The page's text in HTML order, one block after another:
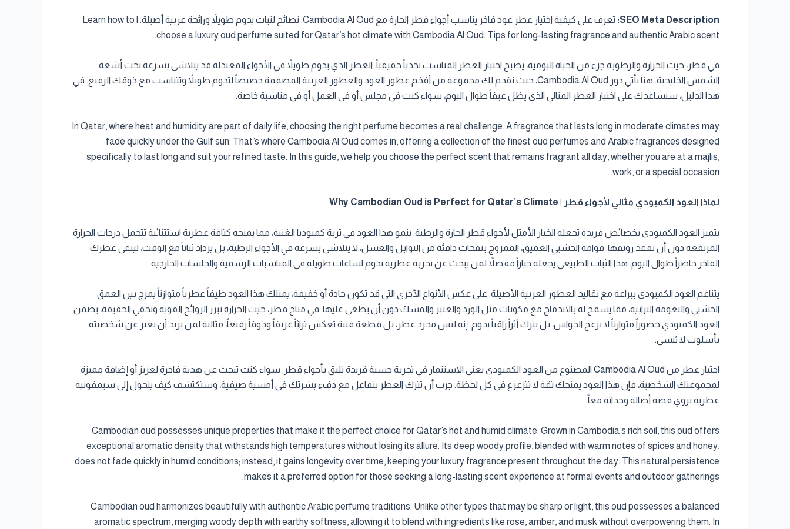
SEO Meta Description:
تعرف على كيفية اختيار عطر عود فاخر يناسب أجواء قطر الحارة مع Cambodia Al Oud. نصائح لثبات يدوم طويلاً ورائحة عربية أصيلة. | Learn how to
choose a luxury oud perfume suited for Qatar’s hot climate with Cambodia Al Oud. Tips for long-lasting fragrance and authentic Arabic scent.
في قطر، حيث الحرارة والرطوبة جزء من الحياة اليومية، يصبح اختيار العطر المناسب تحدياً حقيقياً. العطر الذي يدوم طويلاً في الأجواء المعتدلة قد يتلاشى بسرعة تحت أشعة
الشمس الخليجية. هنا يأتي دور Cambodia Al Oud، حيث نقدم لك مجموعة من أفخم عطور العود والعطور العربية المصممة خصيصاً لتدوم طويلاً وتتناسب مع ذوقك الرفيع. في
هذا الدليل، سنساعدك على اختيار العطر المثالي الذي يظل عبقاً طوال اليوم، سواء كنت في مجلس أو في العمل أو في مناسبة خاصة.
In Qatar, where heat and humidity are part of daily life, choosing the right perfume becomes a real challenge. A fragrance that lasts long in moderate climates may
fade quickly under the Gulf sun. That’s where Cambodia Al Oud comes in, offering a collection of the finest oud perfumes and Arabic fragrances designed
specifically to last long and suit your refined taste. In this guide, we help you choose the perfect scent that remains fragrant all day, whether you are at a majlis,
work, or a special occasion.
لماذا العود الكمبودي مثالي لأجواء قطر | Why Cambodian Oud is Perfect for Qatar’s Climate
يتميز العود الكمبودي بخصائص فريدة تجعله الخيار الأمثل لأجواء قطر الحارة والرطبة. ينمو هذا العود في تربة كمبوديا الغنية، مما يمنحه كثافة عطرية استثنائية تتحمل درجات الحرارة
المرتفعة دون أن تفقد رونقها. قوامه الخشبي العميق، الممزوج بنفحات دافئة من التوابل والعسل، لا يتلاشى بسرعة في الأجواء الرطبة، بل يزداد ثباتاً مع الوقت، ليبقى عطرك
الفاخر حاضراً طوال اليوم. هذا الثبات الطبيعي يجعله خياراً مفضلاً لمن يبحث عن تجربة عطرية تدوم لساعات طويلة في المناسبات الرسمية والجلسات الخارجية.
يتناغم العود الكمبودي ببراعة مع تقاليد العطور العربية الأصيلة. على عكس الأنواع الأخرى التي قد تكون حادة أو خفيفة، يمتلك هذا العود طيفاً عطرياً متوازناً يمزج بين العمق
الخشبي والنعومة الترابية، مما يسمح له بالاندماج مع مكونات مثل الورد والعنبر والمسك دون أن يطغى عليها. في مناخ قطر، حيث الحرارة تبرز الروائح القوية وتخفي الخفيفة، يضمن
العود الكمبودي حضوراً متوازناً لا يزعج الحواس، بل يترك أثراً راقياً يدوم. إنه ليس مجرد عطر، بل قطعة فنية تعكس تراثاً عريقاً وذوقاً رفيعاً، مثالية لمن يريد أن يعبر عن شخصيته
بأسلوب لا يُنسى.
اختيار عطر من Cambodia Al Oud المصنوع من العود الكمبودي يعني الاستثمار في تجربة حسية فريدة تليق بأجواء قطر. سواء كنت تبحث عن هدية فاخرة لعزيز أو إضافة مميزة
لمجموعتك الشخصية، فإن هذا العود يمنحك ثقة لا تتزعزع في كل لحظة. جرب أن تترك العطر يتفاعل مع دفء بشرتك في أمسية صيفية، وستكتشف كيف يتحول إلى سيمفونية
عطرية تروي قصة أصالة وحداثة معاً.
Cambodian oud possesses unique properties that make it the perfect choice for Qatar’s hot and humid climate. Grown in Cambodia’s rich soil, this oud offers
exceptional aromatic density that withstands high temperatures without losing its allure. Its deep woody profile, blended with warm notes of spices and honey,
does not fade quickly in humid conditions; instead, it gains longevity over time, keeping your luxury fragrance present throughout the day. This natural persistence
makes it a preferred option for those seeking a long-lasting scent experience at formal events and outdoor gatherings.
Cambodian oud harmonizes beautifully with authentic Arabic perfume traditions. Unlike other types that may be sharp or light, this oud possesses a balanced
aromatic spectrum, merging woody depth with earthy softness, allowing it to blend with ingredients like rose, amber, and musk without overpowering them. In